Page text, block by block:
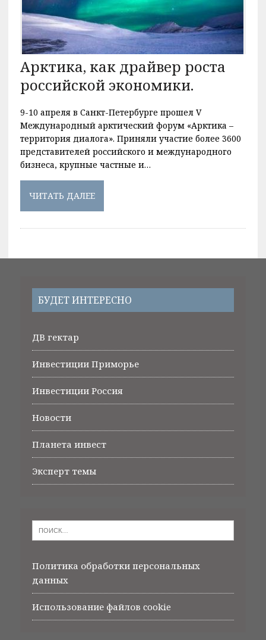
Арктика, как драйвер роста
российской экономики.
9-10 апреля в Санкт-Петербурге прошел V
Международный арктический форум «Арктика –
территория диалога». Приняли участие более 3600
представителей российского и международного
бизнеса, крупные частные и…
ЧИТАТЬ ДАЛЕЕ
БУДЕТ ИНТЕРЕСНО
ДВ гектар
Инвестиции Приморье
Инвестиции Россия
Новости
Планета инвест
Эксперт темы
Политика обработки персональных
данных
Использование файлов cookie